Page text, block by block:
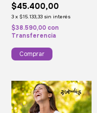
$45.400,00
3 x $15.133,33 sin interés
$38.590,00 con
Transferencia
Comprar